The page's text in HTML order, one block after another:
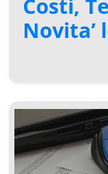
Costi,
Novita’